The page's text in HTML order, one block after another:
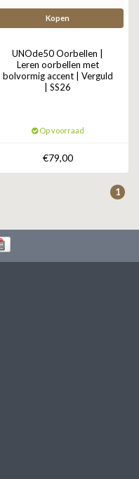
Kopen
UNOde50 Oorbellen |
Leren oorbellen met
bolvormig accent | Verguld
| SS26
Op voorraad
€79,00
1